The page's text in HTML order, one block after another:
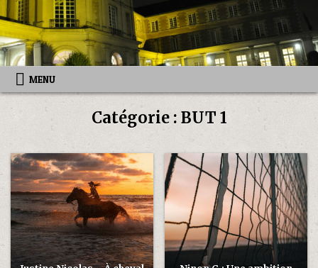
Skip
to
content
MENU
Catégorie : BUT 1